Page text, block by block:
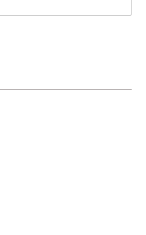
に馴染み、洗いやす
時に使用していま
ーズの器を揃えて
だき、ありがとう